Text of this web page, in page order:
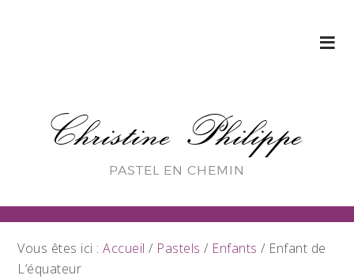
Christine Philippe
PASTEL EN CHEMIN
Vous êtes ici :Accueil / Pastels / Enfants / Enfant de
L’équateur